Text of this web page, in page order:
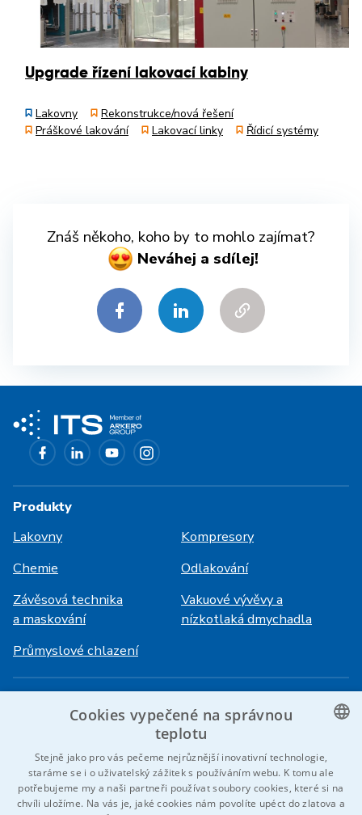
Upgrade řízení lakovací kabiny
Lakovny
Rekonstrukce/nová řešení
Práškové lakování
Lakovací linky Řídicí systémy
Znáš někoho, koho by to mohlo zajímat?
Neváhej a sdílej!
Produkty
Lakovny
Kompresory
Chemie
Odlakování
Závěsová technika
a maskování
Vakuové vývěvy a
nízkotlaká dmychadla
Průmyslové chlazení
Kariéra
Reference
HiVision
Technické listy
CZECH
GERMAN
Cookies vypečené na správnou
teplotu
Stejně jako pro vás pečeme nejrůznější inovativní technologie,
staráme se i o uživatelský zážitek s používáním webu. K tomu ale
potřebujeme my a naši partneři používat soubory cookies, které si na
chvíli uložíme. Na vás je, jaké cookies nám povolíte upéct do zlatova a